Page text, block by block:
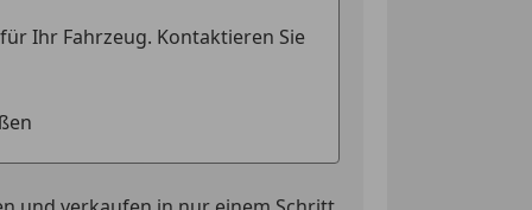
automatisch abblendend